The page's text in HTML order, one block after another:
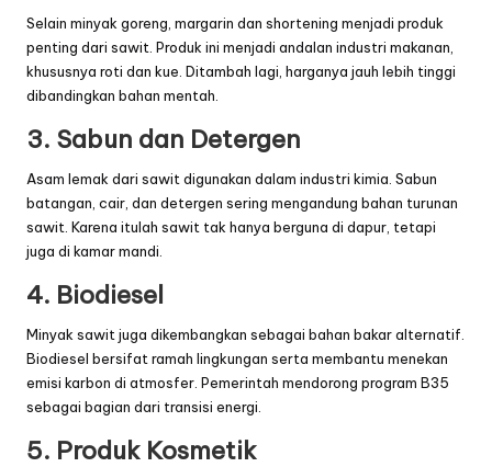
Selain minyak goreng, margarin dan shortening menjadi produk
penting dari sawit. Produk ini menjadi andalan industri makanan,
khususnya roti dan kue. Ditambah lagi, harganya jauh lebih tinggi
dibandingkan bahan mentah.
3. Sabun dan Detergen
Asam lemak dari sawit digunakan dalam industri kimia. Sabun
batangan, cair, dan detergen sering mengandung bahan turunan
sawit. Karena itulah sawit tak hanya berguna di dapur, tetapi
juga di kamar mandi.
4. Biodiesel
Minyak sawit juga dikembangkan sebagai bahan bakar alternatif.
Biodiesel bersifat ramah lingkungan serta membantu menekan
emisi karbon di atmosfer. Pemerintah mendorong program B35
sebagai bagian dari transisi energi.
5. Produk Kosmetik